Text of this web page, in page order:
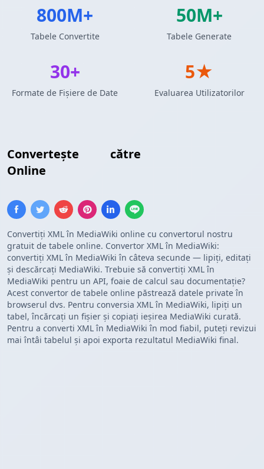
Convertește către
Online
Convertiți XML în MediaWiki online cu convertorul nostru
gratuit de tabele online. Convertor XML în MediaWiki:
convertiți XML în MediaWiki în câteva secunde — lipiți, editați
și descărcați MediaWiki. Trebuie să convertiți XML în
MediaWiki pentru un API, foaie de calcul sau documentație?
Acest convertor de tabele online păstrează datele private în
browserul dvs. Pentru conversia XML în MediaWiki, lipiți un
tabel, încărcați un fișier și copiați ieșirea MediaWiki curată.
Pentru a converti XML în MediaWiki în mod fiabil, puteți revizui
mai întâi tabelul și apoi exporta rezultatul MediaWiki final.
800M+
Tabele Convertite
50M+
Tabele Generate
30+
Formate de Fișiere de Date
5★
Evaluarea Utilizatorilor